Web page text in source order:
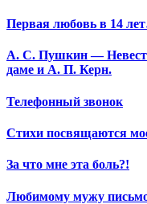
Первая любовь в 14
А. С. Пушкин —
даме и А. П. Керн.
Телефонный звонок
Стихи посвящаются
За что мне эта боль?!
Любимому мужу